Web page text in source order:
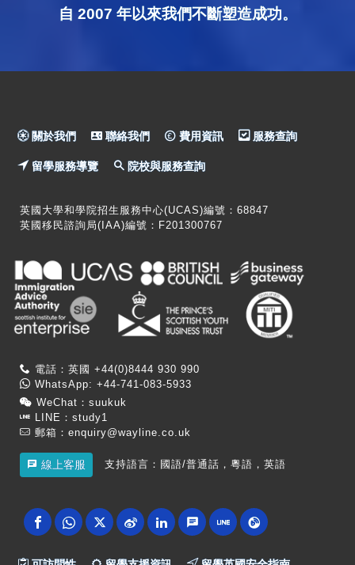
自 2007 年以來我們不斷塑造成功。
關於我們 聯絡我們 費用資訊 服務查詢
留學服務導覽 院校與服務查詢
英國大學和學院招生服務中心(UCAS)編號：68847
英國移民諮詢局(IAA)編號：F201300767
電話：英國 +44(0)8444 930 990
WhatsApp: +44-741-083-5933
WeChat：suukuk
LINE：study1
郵箱： enquiry@wayline.co.uk
線上客服 支持語言：國語/普通話，粵語，英語